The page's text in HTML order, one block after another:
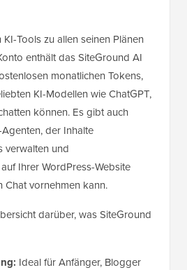
Tools zu allen seinen Plänen
enthält das SiteGround AI
monatlichen Tokens,
KI-Modellen wie ChatGPT,
können. Es gibt auch
der Inhalte
verwalten und
Ihrer WordPress-Website
Chat vornehmen kann.
darüber, was SiteGround
Ideal für Anfänger, Blogger